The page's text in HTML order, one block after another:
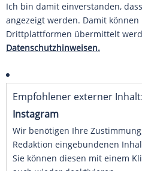
Ich bin damit einverstanden,
angezeigt werden. Damit
Drittplattformen übermittelt
Datenschutzhinweisen.
Empfohlener externer Inhalt:
Instagram
Wir benötigen Ihre
Redaktion eingebundenen
Sie können diesen mit einem